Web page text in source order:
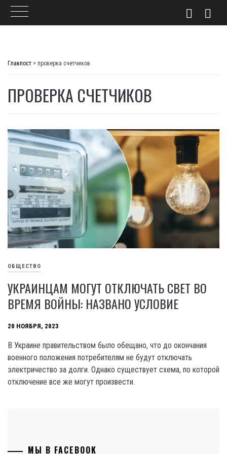
Главпост > проверка счетчиков
ПРОВЕРКА СЧЕТЧИКОВ
ОБЩЕСТВО
УКРАИНЦАМ МОГУТ ОТКЛЮЧАТЬ СВЕТ ВО
ВРЕМЯ ВОЙНЫ: НАЗВАНО УСЛОВИЕ
20 НОЯБРЯ, 2023
В Украине правительством было обещано, что до окончания
военного положения потребителям не будут отключать
электричество за долги. Однако существует схема, по которой
отключение все же могут произвести.
МЫ В FACEBOOK